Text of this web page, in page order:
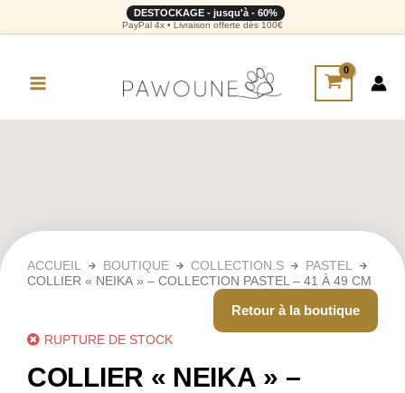
DESTOCKAGE - jusqu'à - 60%
PayPal 4x • Livraison offerte dès 100€
ACCUEIL BOUTIQUE COLLECTION.S
PASTEL
COLLIER « NEIKA » – COLLECTION PASTEL – 41 À 49 CM
Retour à la boutique
RUPTURE DE STOCK
COLLIER « NEIKA » –